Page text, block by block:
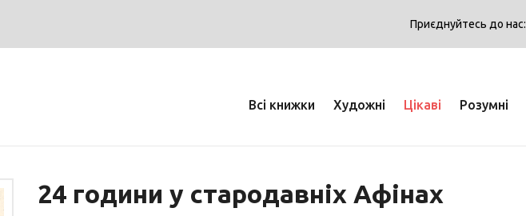
Приєднуйтесь до нас:
Всі книжки Художні Цікаві Розумні
24 години у стародавніх Афінах